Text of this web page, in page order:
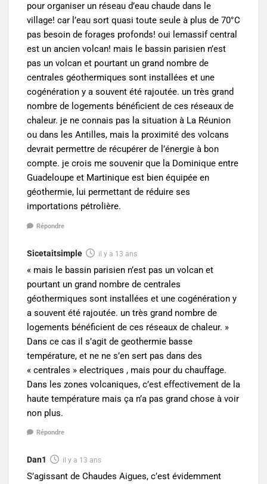
pour organiser un réseau d’eau chaude dans le
village! car l’eau sort quasi toute seule à plus de 70°C
pas besoin de forages profonds! oui lemassif central
est un ancien volcan! mais le bassin parisien n’est
pas un volcan et pourtant un grand nombre de
centrales géothermiques sont installées et une
cogénération y a souvent été rajoutée. un très grand
nombre de logements bénéficient de ces réseaux de
chaleur. je ne connais pas la situation à La Réunion
ou dans les Antilles, mais la proximité des volcans
devrait permettre de récupérer de l’énergie à bon
compte. je crois me souvenir que la Dominique entre
Guadeloupe et Martinique est bien équipée en
géothermie, lui permettant de réduire ses
importations pétrolière.
Répondre
Sicetaitsimple il y a 13 ans
« mais le bassin parisien n’est pas un volcan et
pourtant un grand nombre de centrales
géothermiques sont installées et une cogénération y
a souvent été rajoutée. un très grand nombre de
logements bénéficient de ces réseaux de chaleur. »
Dans ce cas il s’agit de geothermie basse
température, et ne ne s’en sert pas dans des
« centrales » electriques , mais pour du chauffage.
Dans les zones volcaniques, c’est effectivement de la
haute température mais ça n’a pas grand chose à voir
non plus.
Répondre
Dan1 il y a 13 ans
S’agissant de Chaudes Aigues, c’est évidemment